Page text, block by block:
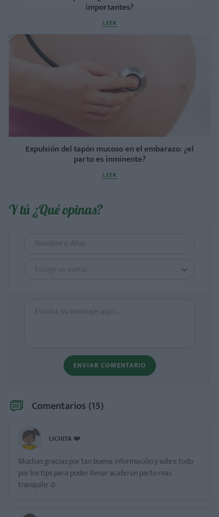
importantes?
LEER
Expulsión del tapón mucoso en el embarazo: ¿el
parto es inminente?
LEER
Y tú ¿Qué opinas?
Escoge un avatar
ENVIAR COMENTARIO
Comentarios (15)
LICHITA ❤️
Muchas gracias por tan buena información y sobre todo
por los típs para poder llevar acabo un parto mas
tranquilo ☺️